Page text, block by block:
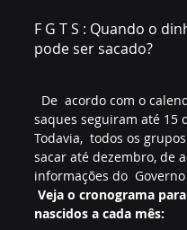
F G T S : Quando o
pode ser sacado?
saques seguiram até 15
Todavia,  todos os
sacar até dezembro, de
informações do
Veja o cronograma
nascidos a cada mês: